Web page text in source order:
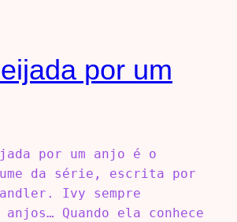
por um
por um anjo é o
da série, escrita por
Ivy sempre
Quando ela conhece